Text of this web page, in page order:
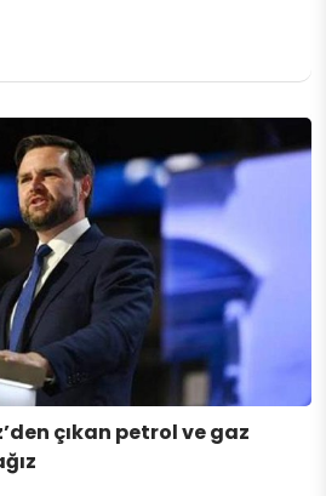
çıkan petrol ve gaz